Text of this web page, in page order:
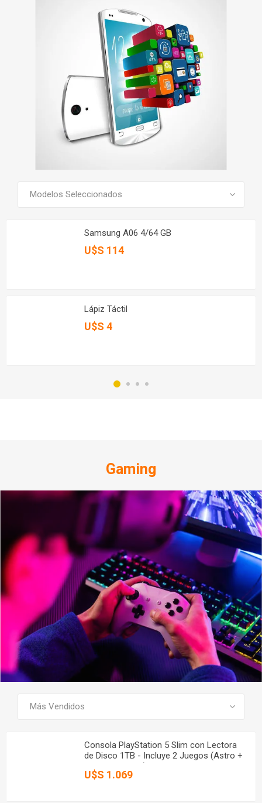
SEE ALL PRODUCTS
Samsung A06 4/64 GB
U$S 114
Lápiz Táctil
U$S 4
Gaming
SEE ALL PRODUCTS
Consola PlayStation 5 Slim con Lectora
de Disco 1TB - Incluye 2 Juegos (Astro +
Gran Turismo 7)
U$S 1.069